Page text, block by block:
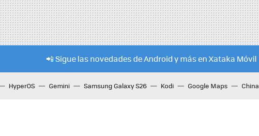
📲 Sigue las novedades de Android y más en Xataka Móvil
HyperOS Gemini Samsung Galaxy S26 Kodi Google Maps China